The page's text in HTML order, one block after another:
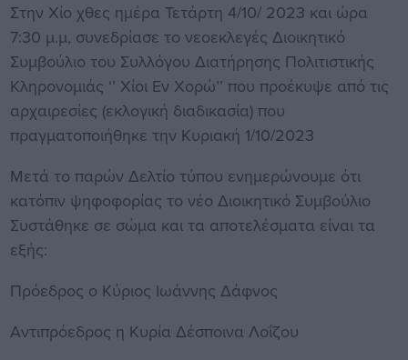
Στην Χίο χθες ημέρα Τετάρτη 4/10/ 2023 και ώρα
7:30 μ.μ, συνεδρίασε το νεοεκλεγές Διοικητικό
Συμβούλιο του Συλλόγου Διατήρησης Πολιτιστικής
Κληρονομιάς ‘’ Χίοι Εν Χορώ’’ που προέκυψε από τις
αρχαιρεσίες (εκλογική διαδικασία) που
πραγματοποιήθηκε την Κυριακή 1/10/2023
Μετά το παρών Δελτίο τύπου ενημερώνουμε ότι
κατόπιν ψηφοφορίας το νέο Διοικητικό Συμβούλιο
Συστάθηκε σε σώμα και τα αποτελέσματα είναι τα
εξής:
Πρόεδρος ο Κύριος Ιωάννης Δάφνος
Αντιπρόεδρος η Κυρία Δέσποινα Λοΐζου